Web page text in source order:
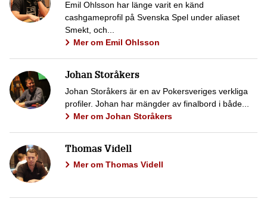
Emil Ohlsson har länge varit en känd
cashgameprofil på Svenska Spel under aliaset
Smekt, och...
Mer om Emil Ohlsson
Johan Storåkers
Johan Storåkers är en av Pokersveriges verkliga
profiler. Johan har mängder av finalbord i både...
Mer om Johan Storåkers
Thomas Videll
Mer om Thomas Videll